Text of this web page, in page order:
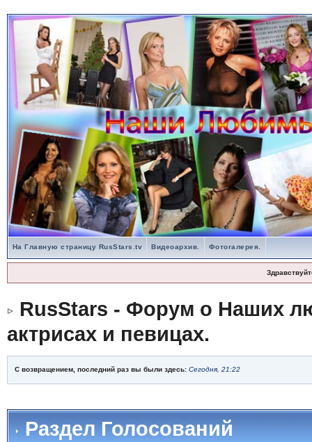
На Главную страницу RusStars.tv Видеоархив. Фотогалерея.
RusStars - Форум о Наших
актрисах и певицах.
С возвращением, последний раз вы были здесь: Сегодня, 21:22
Раздел Голосований